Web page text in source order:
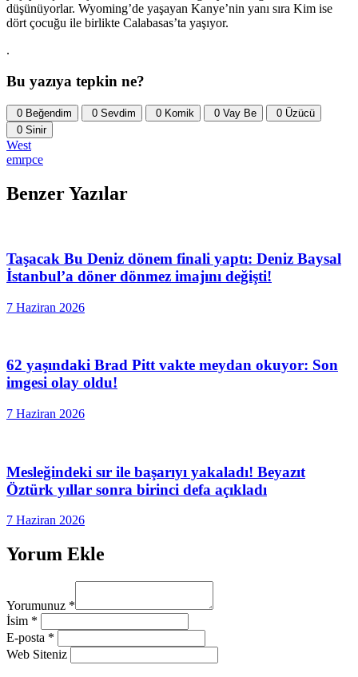
düşünüyorlar. Wyoming’de yaşayan Kanye’nin yanı sıra Kim ise
dört çocuğu ile birlikte Calabasas’ta yaşıyor.
.
Bu yazıya tepkin ne?
0 Beğendim 0 Sevdim 0 Komik 0 Vay Be 0 Üzücü
0 Sinir
West
emrpce
Benzer Yazılar
Taşacak Bu Deniz dönem finali yaptı: Deniz Baysal
İstanbul’a döner dönmez imajını değişti!
7 Haziran 2026
62 yaşındaki Brad Pitt vakte meydan okuyor: Son
imgesi olay oldu!
7 Haziran 2026
Mesleğindeki sır ile başarıyı yakaladı! Beyazıt
Öztürk yıllar sonra birinci defa açıkladı
7 Haziran 2026
Yorum Ekle
Yorumunuz *
İsim *
E-posta *
Web Siteniz